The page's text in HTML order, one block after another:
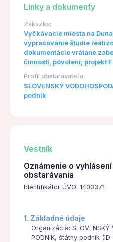
Linky a dokumenty
Zákazka:
Vyčkávacie miesta na
vypracovanie štúdie
dokumentácie vrátane
činností, povolení; projekt
Profil obstarávateľa:
SLOVENSKÝ
podnik
Vestník
Oznámenie o
obstarávania
Identifikátor ÚVO: 1403371
1. Základné údaje
Organizácia: SLOVENSKÝ
PODNIK, štátny podnik